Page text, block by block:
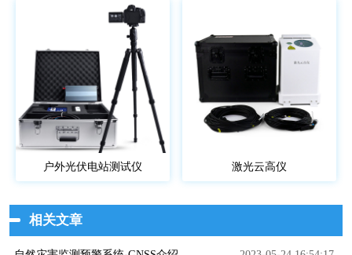
户外光伏电站测试仪 激光云高仪
相关文章